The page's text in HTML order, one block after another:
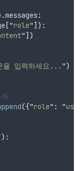
.messages:
["role"]):
"])
을 입력하세요... ")
({"role" : "user
):